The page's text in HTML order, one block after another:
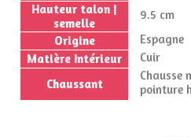
Hauteur talon |
semelle
9.5 cm
Origine
Espagne
Matière Intérieur
Cuir
Chaussant
Chausse
pointure